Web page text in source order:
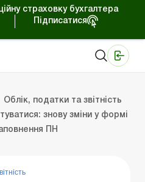
страховку бухгалтера
Підписатися
Облік, податки та звiтнiсть
знову зміни у формі
ПН